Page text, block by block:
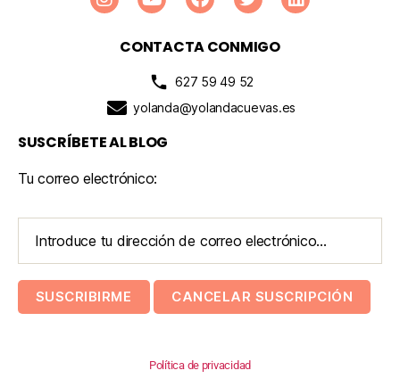
CONTACTA CONMIGO
627 59 49 52
yolanda@yolandacuevas.es
SUSCRÍBETE AL BLOG
Tu correo electrónico:
Política de privacidad